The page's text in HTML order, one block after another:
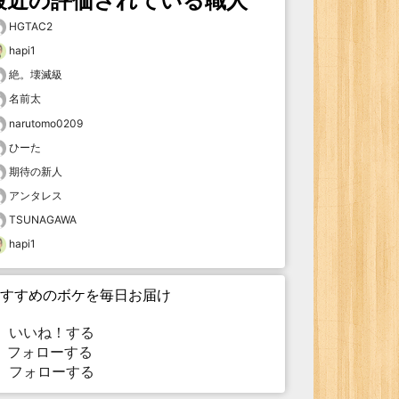
HGTAC2
hapi1
絶。壊滅級
名前太
narutomo0209
ひーた
期待の新人
アンタレス
TSUNAGAWA
hapi1
すめのボケを毎日お届け
いいね！する
ォローする
フォローする